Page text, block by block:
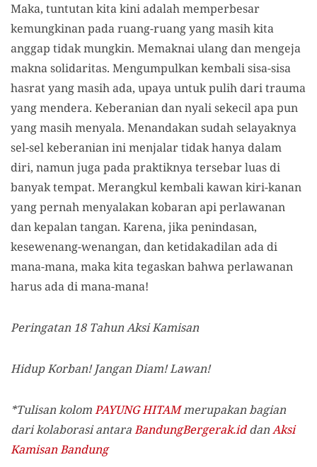
Maka, tuntutan kita kini adalah memperbesar
kemungkinan pada ruang-ruang yang masih kita
anggap tidak mungkin. Memaknai ulang dan mengeja
makna solidaritas. Mengumpulkan kembali sisa-sisa
hasrat yang masih ada, upaya untuk pulih dari trauma
yang mendera. Keberanian dan nyali sekecil apa pun
yang masih menyala. Menandakan sudah selayaknya
sel-sel keberanian ini menjalar tidak hanya dalam
diri, namun juga pada praktiknya tersebar luas di
banyak tempat. Merangkul kembali kawan kiri-kanan
yang pernah menyalakan kobaran api perlawanan
dan kepalan tangan. Karena, jika penindasan,
kesewenang-wenangan, dan ketidakadilan ada di
mana-mana, maka kita tegaskan bahwa perlawanan
harus ada di mana-mana!
Peringatan 18 Tahun Aksi Kamisan
Hidup Korban! Jangan Diam! Lawan!
*Tulisan kolomPAYUNG HITAMmerupakan bagian
dari kolaborasi antaraBandungBergerak.iddanAksi
Kamisan Bandung